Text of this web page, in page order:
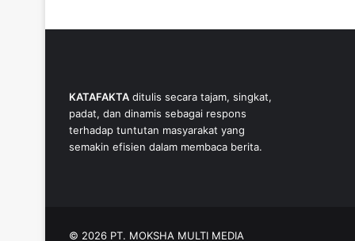
KATAFAKTA ditulis secara tajam, singkat,
padat, dan dinamis sebagai respons
terhadap tuntutan masyarakat yang
semakin efisien dalam membaca berita.
© 2026 PT. MOKSHA MULTI MEDIA